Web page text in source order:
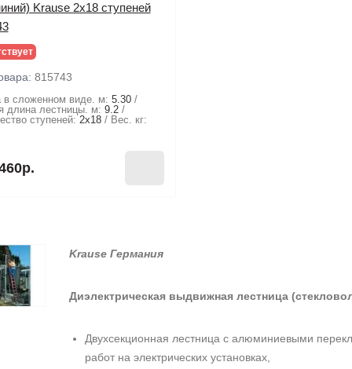
Krause 2х18 ступеней
815743
в сложенном виде. м: 5.30
длина лестницы. м: 9.2
ступеней: 2х18
Вес. кг:
Krause Германия
Диэлектрическая выдвижная лестница
Двухсекционная лестница с алюминиевыми
работ на электрических установках,